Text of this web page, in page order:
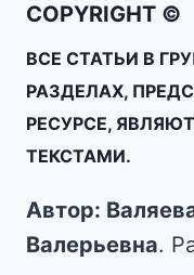
COPYRIGHT ©
ВСЕ СТАТЬИ В
РАЗДЕЛАХ,
РЕСУРСЕ,
ТЕКСТАМИ.
Автор:
Валерьевна.